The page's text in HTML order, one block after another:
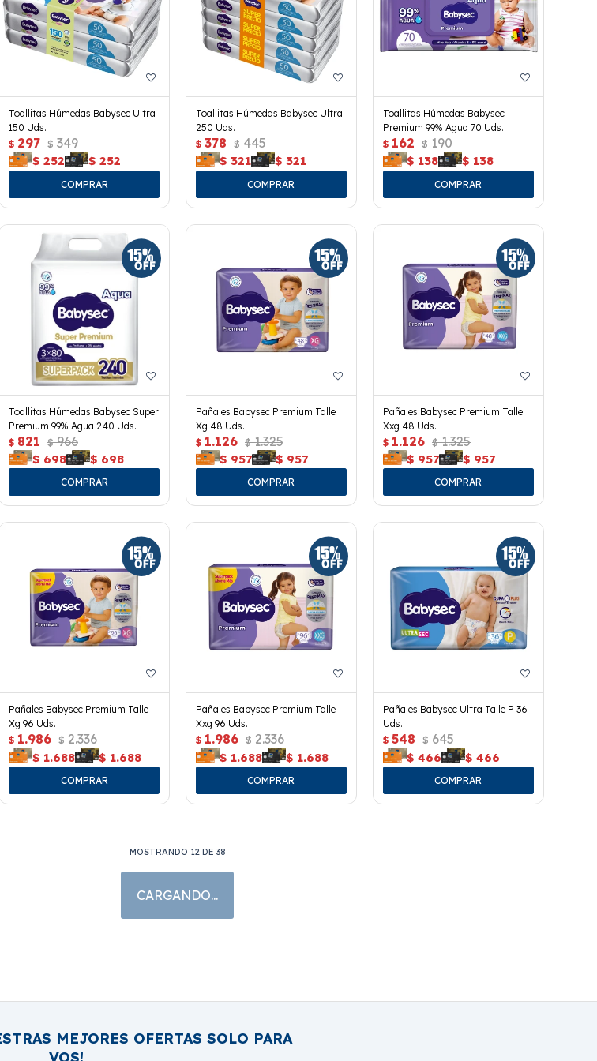
Toallitas Húmedas Babysec Ultra
150 Uds.
$ 297 $ 349
$ 252 $ 252
Toallitas Húmedas Babysec Ultra
250 Uds.
$ 378 $ 445
$ 321 $ 321
Toallitas Húmedas Babysec
Premium 99% Agua 70 Uds.
$ 162 $ 190
$ 138 $ 138
Toallitas Húmedas Babysec Super
Premium 99% Agua 240 Uds.
$ 821 $ 966
$ 698 $ 698
Pañales Babysec Premium Talle
Xg 48 Uds.
$ 1.126 $ 1.325
$ 957 $ 957
Pañales Babysec Premium Talle
Xxg 48 Uds.
$ 1.126 $ 1.325
$ 957 $ 957
Pañales Babysec Premium Talle
Xg 96 Uds.
$ 1.986 $ 2.336
$ 1.688 $ 1.688
Pañales Babysec Premium Talle
Xxg 96 Uds.
$ 1.986 $ 2.336
$ 1.688 $ 1.688
Pañales Babysec Ultra Talle P 36
Uds.
$ 548 $ 645
$ 466 $ 466
MOSTRANDO 12DE 38
MEJORES OFERTAS SOLO PARA